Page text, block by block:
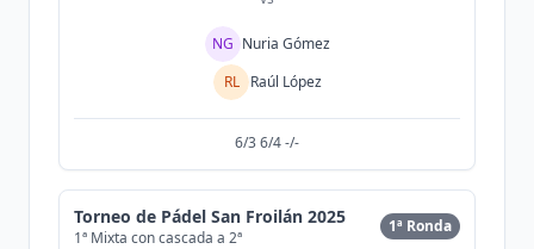
NG Nuria Gómez
RL
Raúl López
6/3 6/4 -/-
Torneo de Pádel San Froilán 2025
1ª Mixta con cascada a 2ª
1ª Ronda